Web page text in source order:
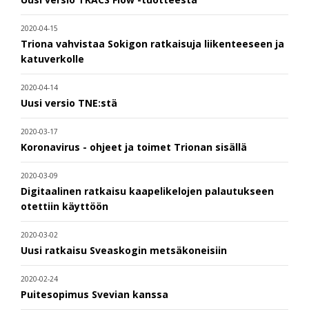
2020-04-15
Triona vahvistaa Sokigon ratkaisuja liikenteeseen ja
katuverkolle
2020-04-14
Uusi versio TNE:stä
2020-03-17
Koronavirus - ohjeet ja toimet Trionan sisällä
2020-03-09
Digitaalinen ratkaisu kaapelikelojen palautukseen
otettiin käyttöön
2020-03-02
Uusi ratkaisu Sveaskogin metsäkoneisiin
2020-02-24
Puitesopimus Svevian kanssa